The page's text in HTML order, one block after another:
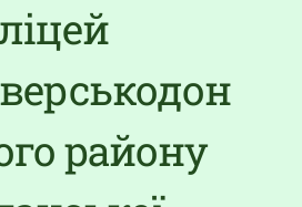
ліцей
району